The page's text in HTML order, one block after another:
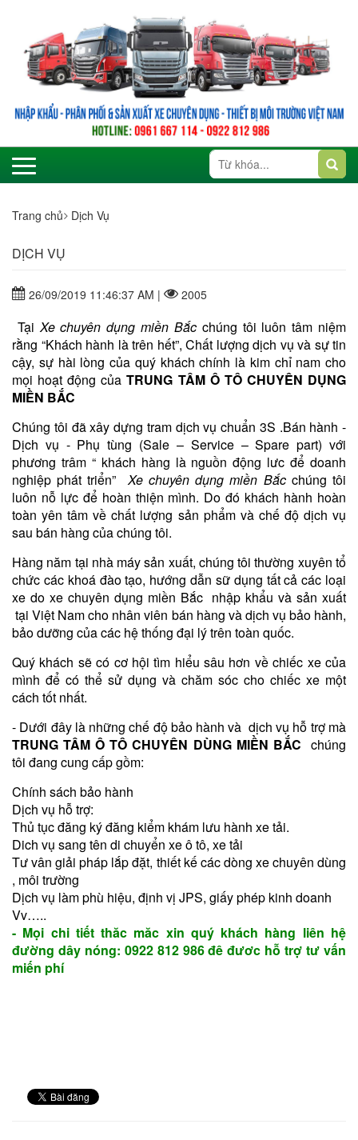
Trang chủ Dịch Vụ
DỊCH VỤ
26/09/2019 11:46:37 AM | 2005
TạiXe chuyên dụng miền Bắcchúng tôi luôn tâm niệm
rằng “Khách hành là trên hết”, Chất lượng dịch vụ và sự tin
cậy, sự hài lòng của quý khách chính là kim chỉ nam cho
mọi hoạt động củaTRUNG TÂM Ô TÔ CHUYÊN DỤNG
MIỀN BẮC
Chúng tôi đã xây dựng tram dịch vụ chuẩn 3S .Bán hành -
Dịch vụ - Phụ tùng (Sale – Service – Spare part) với
phương trâm “ khách hàng là nguồn động lưc để doanh
nghiệp phát triển”Xe chuyên dụng miền Bắcchúng tôi
luôn nỗ lực để hoàn thiện mình. Do đó khách hành hoàn
toàn yên tâm về chất lượng sản phẩm và chế độ dịch vụ
sau bán hàng của chúng tôi.
Hàng năm tại nhà máy sản xuất, chúng tôi thường xuyên tổ
chức các khoá đào tạo, hướng dẫn sữ dụng tất cả các loại
xe do xe chuyên dụng miền Bắc nhập khẩu và sản xuất
tại Việt Nam cho nhân viên bán hàng và dịch vụ bảo hành,
bảo dưỡng của các hệ thống đại lý trên toàn quốc.
Quý khách sẽ có cơ hội tìm hiểu sâu hơn về chiếc xe của
mình để có thể sử dụng và chăm sóc cho chiếc xe một
cách tốt nhất.
- Dưới đây là những chế độ bảo hành và dịch vụ hỗ trợ mà
TRUNG TÂM Ô TÔ CHUYÊN DÙNG MIỀN BẮC chúng
tôi đang cung cấp gồm:
Chính sách bảo hành
Dịch vụ hỗ trợ:
Thủ tục đăng ký đăng kiểm khám lưu hành xe tải.
Dich vụ sang tên di chuyển xe ô tô, xe tải
Tư vân giải pháp lắp đặt, thiết kế các dòng xe chuyên dùng
, môi trường
Dịch vụ làm phù hiệu, định vị JPS, giấy phép kinh doanh
Vv…..
- Mọi chi tiết thăc măc xin quý khách hàng liên hệ
đường dây nóng: 0922 812 986 đê đươc hỗ trợ tư vấn
miến phí